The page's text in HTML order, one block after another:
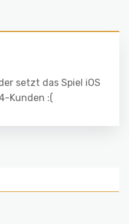
setzt das Spiel iOS
Kunden :(